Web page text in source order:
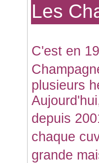
Les
C'est en
plusieurs
depuis
chaque
grande